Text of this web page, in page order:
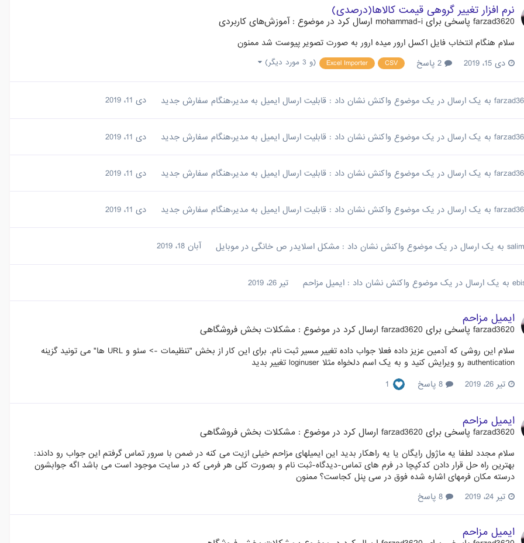
نرم افزار تغییر گروهی قیمت کالاها(درصدی)
farzad3620 پاسخی برای mohammad-i ارسال کرد در موضوع :آموزش‌های کاربردی
سلام هنگام انتخاب فایل اکسل ارور میده ارور به صورت تصویر پیوست شد ممنون
دی 15، 2019
CSV
Excel Importer (و 3 مورد دیگر)
به یک ارسال در یک موضوع واکنش نشان داد : قابلیت ارسال ایمیل به مدیر،هنگام سفارش جدید دی 11، 2019
به یک ارسال در یک موضوع واکنش نشان داد : قابلیت ارسال ایمیل به مدیر،هنگام سفارش جدید دی 11، 2019
به یک ارسال در یک موضوع واکنش نشان داد : قابلیت ارسال ایمیل به مدیر،هنگام سفارش جدید دی 11، 2019
به یک ارسال در یک موضوع واکنش نشان داد : قابلیت ارسال ایمیل به مدیر،هنگام سفارش جدید دی 11، 2019
به یک ارسال در یک موضوع واکنش نشان داد : مشکل اسلایدر ص خانگی در موبایل آبان 18، 2019
به یک ارسال در یک موضوع واکنش نشان داد : ایمیل مزاحم تیر 26، 2019
ایمیل مزاحم
farzad3620 پاسخی برای farzad3620 ارسال کرد در موضوع : مشکلات بخش فروشگاهی
سلام این روشی که آدمین عزیز داده فعلا جواب داده تغییر مسیر ثبت نام. برای این کار از بخش "تنظیمات -> سئو و URL ها" می تونید گزینه
authentication رو ویرایش کنید و به یک اسم دلخواه مثلا loginuser تغییر بدید
تیر 26، 2019
1
ایمیل مزاحم
farzad3620 پاسخی برای farzad3620 ارسال کرد در موضوع : مشکلات بخش فروشگاهی
سلام مجدد لطفا یه ماژول رایگان یا یه راهکار بدید این ایمیلهای مزاحم خیلی ازیت می کنه در ضمن با سرور تماس گرفتم این جواب رو دادند:
بهترین راه حل قرار دادن کدکپچا در فرم های تماس-دیدگاه-ثبت نام و بصورت کلی هر فرمی که در سایت موجود است می باشد اگه جوابشون
درسته مکان فرمهای اشاره شده فوق در سی پنل کجاست؟ ممنون
تیر 24، 2019
ایمیل مزاحم